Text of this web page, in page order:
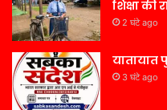
शिक्षा की
2 घंटे ago
3 घंटे ago